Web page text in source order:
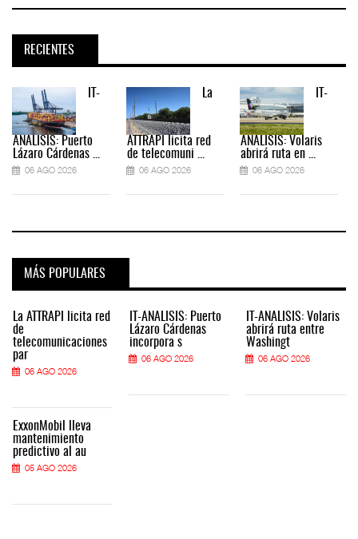
RECIENTES
IT-
ANÁLISIS: Puerto
Lázaro Cárdenas ...
06 AGO 2026
La
ATTRAPI licita red
de telecomuni ...
06 AGO 2026
IT-
ANÁLISIS: Volaris
abrirá ruta en ...
06 AGO 2026
MÁS POPULARES
La ATTRAPI licita red
de
telecomunicaciones
par
06 AGO 2026
ExxonMobil lleva
mantenimiento
predictivo al au
05 AGO 2026
IT-ANÁLISIS: Puerto
Lázaro Cárdenas
incorpora s
06 AGO 2026
IT-ANÁLISIS: Volaris
abrirá ruta entre
Washingt
06 AGO 2026